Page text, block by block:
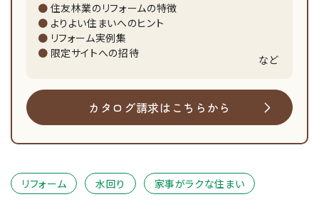
住友林業のリフォームの特徴
よりよい住まいへのヒント
リフォーム実例集
限定サイトへの招待
など
カタログ請求はこちらから
リフォーム 水回り 家事がラクな住まい